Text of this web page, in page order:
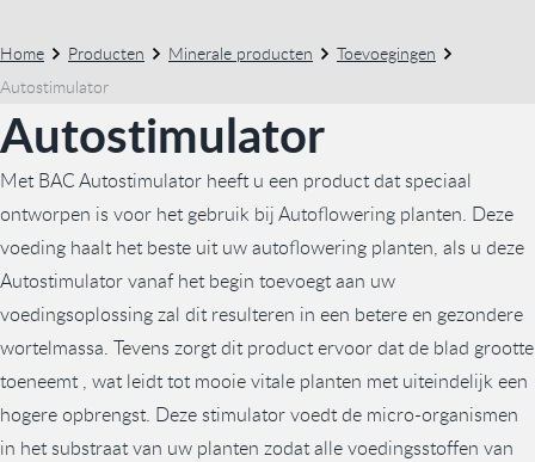
Home Producten Minerale producten
Toevoegingen
Autostimulator
Autostimulator
Met BAC Autostimulator heeft u een product dat speciaal
ontworpen is voor het gebruik bij Autoflowering planten. Deze
voeding haalt het beste uit uw autoflowering planten, als u deze
Autostimulator vanaf het begin toevoegt aan uw
voedingsoplossing zal dit resulteren in een betere en gezondere
wortelmassa. Tevens zorgt dit product ervoor dat de blad grootte
toeneemt , wat leidt tot mooie vitale planten met uiteindelijk een
hogere opbrengst. Deze stimulator voedt de micro-organismen
in het substraat van uw planten zodat alle voedingsstoffen van